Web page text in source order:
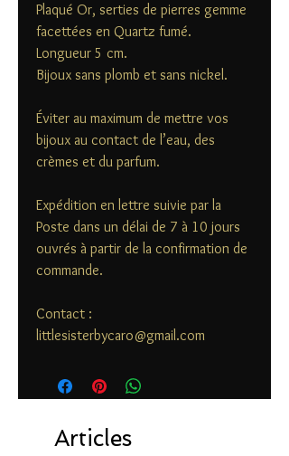
Plaqué Or, serties de pierres gemme
facettées en Quartz fumé.
Longueur 5 cm.
Bijoux sans plomb et sans nickel.
Éviter au maximum de mettre vos
bijoux au contact de l’eau, des
crèmes et du parfum.
Expédition en lettre suivie par la
Poste dans un délai de 7 à 10 jours
ouvrés à partir de la confirmation de
commande.
Contact :
littlesisterbycaro@gmail.com
Articles